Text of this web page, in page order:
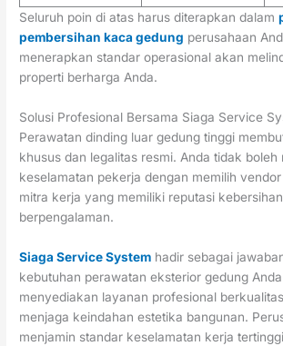
Seluruh poin di atas harus diterapkan dalam
pembersihan kaca gedung perusahaan
menerapkan standar operasional akan
properti berharga Anda.
Solusi Profesional Bersama Siaga Service
Perawatan dinding luar gedung tinggi
khusus dan legalitas resmi. Anda tidak boleh
keselamatan pekerja dengan memilih
mitra kerja yang memiliki reputasi
berpengalaman.
Siaga Service System hadir sebagai
kebutuhan perawatan eksterior gedung
menyediakan layanan profesional
menjaga keindahan estetika bangunan.
menjamin standar keselamatan kerja